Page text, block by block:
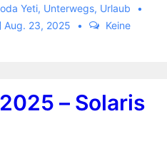
Yeti, Unterwegs, Urlaub
Aug. 23, 2025
Keine
– Solaris